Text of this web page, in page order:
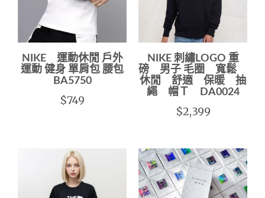
NIKE 運動休閒 戶外
運動 健身 單肩包 腰包
BA5750
$749
NIKE 刺繡LOGO 重
磅 男子 毛圈 寬鬆
休閒 舒適 保暖 抽
繩 帽Ｔ DA0024
$2,399